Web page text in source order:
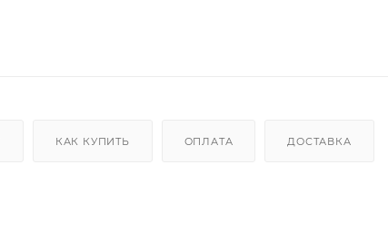
КАК КУПИТЬ ОПЛАТА ДОСТАВКА